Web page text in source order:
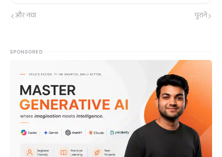
और नया पुराने
SPONSORED